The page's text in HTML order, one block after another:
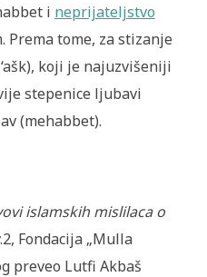
i neprijateljstvo
Prema tome, za stizanje
koji je najuzvišeniji
stepenice ljubavi
(mehabbet).
islamskih mislilaca o
Fondacija „Mulla
preveo Lutfi Akbaš